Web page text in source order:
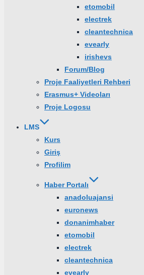
etomobil
electrek
cleantechnica
evearly
irishevs
Forum/Blog
Proje Faaliyetleri Rehberi
Erasmus+ Videoları
Proje Logosu
LMS
Kurs
Giriş
Profilim
Haber Portalı
anadoluajansi
euronews
donanimhaber
etomobil
electrek
cleantechnica
evearly